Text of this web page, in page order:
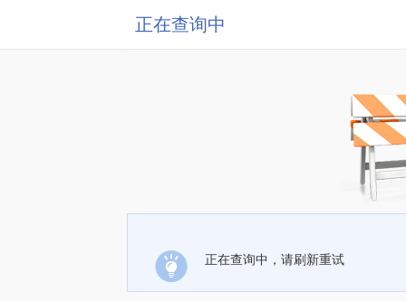
正在查询中
正在查询中，请刷新重试